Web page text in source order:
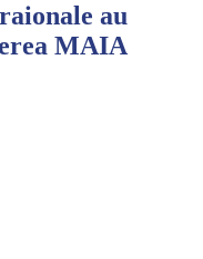
au
MAIA